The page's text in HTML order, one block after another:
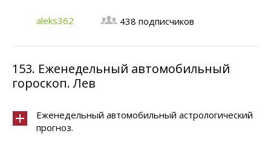
aleks362 438 подписчиков
153. Еженедельный автомобильный
гороскоп. Лев
Еженедельный автомобильный астрологический
прогноз.